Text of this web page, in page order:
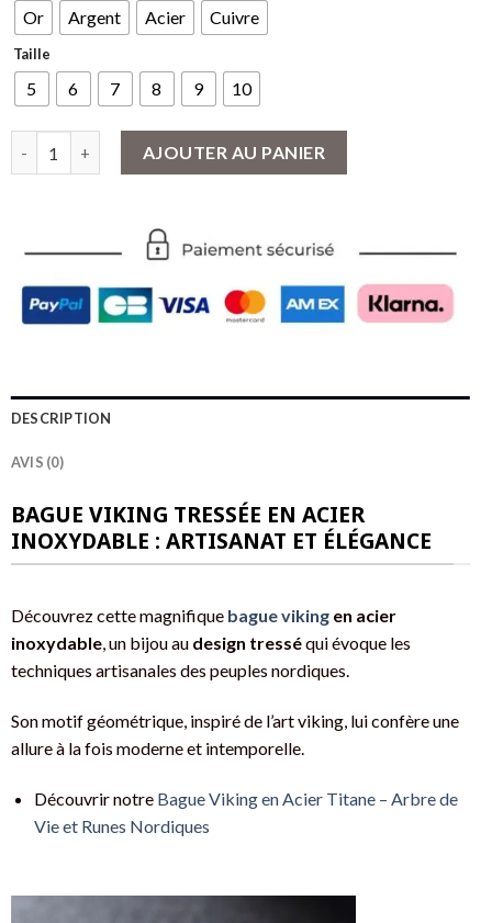
Or Argent Acier Cuivre
Taille
5 6 7 8 9 10
AJOUTER AU PANIER
DESCRIPTION
AVIS (0)
BAGUE VIKING TRESSÉE EN ACIER
INOXYDABLE : ARTISANAT ET ÉLÉGANCE
Découvrez cette magnifique bague vikingen acier
inoxydable, un bijou au design tresséqui évoque les
techniques artisanales des peuples nordiques.
Son motif géométrique, inspiré de l’art viking, lui confère une
allure à la fois moderne et intemporelle.
Découvrir notre Bague Viking en Acier Titane – Arbre de
Vie et Runes Nordiques